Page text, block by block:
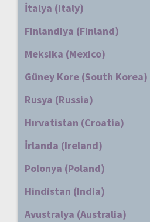
İtalya (Italy)
Finlandiya (Finland)
Meksika (Mexico)
Güney Kore (South Korea)
Rusya (Russia)
Hırvatistan (Croatia)
İrlanda (Ireland)
Polonya (Poland)
Hindistan (India)
Avustralya (Australia)